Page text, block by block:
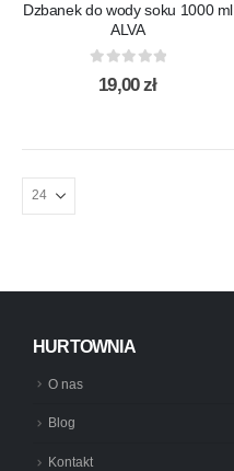
Dzbanek do wody soku 1000 ml
ALVA
out of 5
19,00zł
HURTOWNIA
O nas
Blog
Kontakt